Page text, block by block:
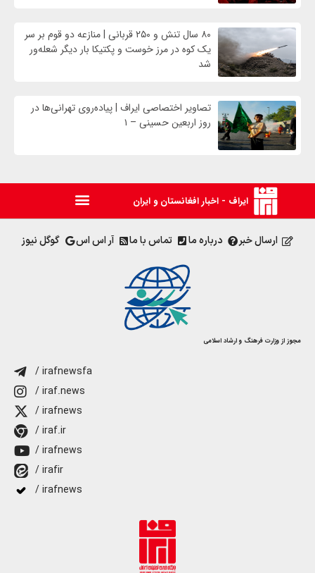
۸۰ سال تنش و ۲۵۰ قربانی | منازعه دو قوم بر سر
یک کوه در مرز خوست و پکتیکا بار دیگر شعله‌ور
شد
تصاویر اختصاصی ایراف | پیاده‌روی تهرانی‌ها در
روز اربعین حسینی – ۱
ایراف - اخبار افغانستان و ایران
ارسال خبر درباره ما تماس با ما آر اس اس گوگل نیوز
مجوز از وزارت فرهنگ و ارشاد اسلامی
/ irafnewsfa
/ iraf.news
/ irafnews
/ iraf.ir
/ irafnews
/ irafir
/ irafnews